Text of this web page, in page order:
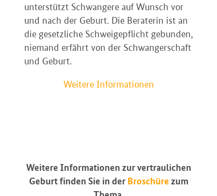
unterstützt Schwangere auf Wunsch vor
und nach der Geburt. Die Beraterin ist an
die gesetzliche Schweigepflicht gebunden,
niemand erfährt von der Schwangerschaft
und Geburt.
Weitere Informationen
Weitere Informationen zur vertraulichen
Geburt finden Sie in der Broschüre zum